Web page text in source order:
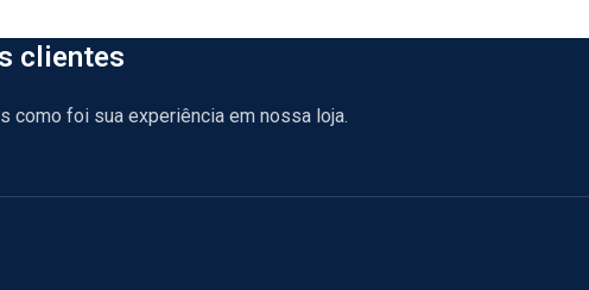
clientes
como foi sua experiência em nossa loja.